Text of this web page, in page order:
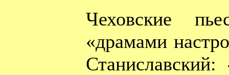
Чеховские
«драмами
Станиславский: